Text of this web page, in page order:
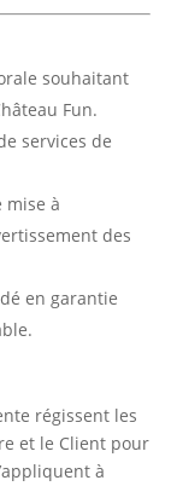
souhaitant
Fun.
services de
mise à
des
en garantie
régissent les
et le Client pour
à